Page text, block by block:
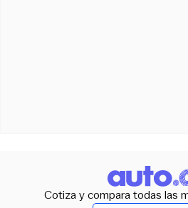
Cotiza y compara todas las